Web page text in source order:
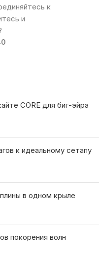
к
и
CORE для биг-эйра
к идеальному сетапу
в одном крыле
покорения волн